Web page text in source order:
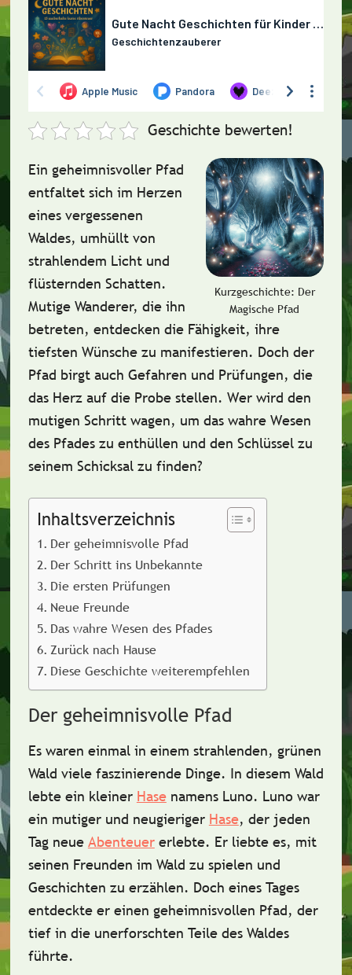
Geschichte bewerten!
Kurzgeschichte: Der
Magische Pfad
Ein geheimnisvoller Pfad
entfaltet sich im Herzen
eines vergessenen
Waldes, umhüllt von
strahlendem Licht und
flüsternden Schatten.
Mutige Wanderer, die ihn
betreten, entdecken die Fähigkeit, ihre
tiefsten Wünsche zu manifestieren. Doch der
Pfad birgt auch Gefahren und Prüfungen, die
das Herz auf die Probe stellen. Wer wird den
mutigen Schritt wagen, um das wahre Wesen
des Pfades zu enthüllen und den Schlüssel zu
seinem Schicksal zu finden?
Inhaltsverzeichnis
Der geheimnisvolle Pfad
Der Schritt ins Unbekannte
Die ersten Prüfungen
Neue Freunde
Das wahre Wesen des Pfades
Zurück nach Hause
Diese Geschichte weiterempfehlen
Der geheimnisvolle Pfad
Es waren einmal in einem strahlenden, grünen
Wald viele faszinierende Dinge. In diesem Wald
lebte ein kleiner Hasenamens Luno. Luno war
ein mutiger und neugieriger Hase, der jeden
Tag neue Abenteuererlebte. Er liebte es, mit
seinen Freunden im Wald zu spielen und
Geschichten zu erzählen. Doch eines Tages
entdeckte er einen geheimnisvollen Pfad, der
tief in die unerforschten Teile des Waldes
führte.